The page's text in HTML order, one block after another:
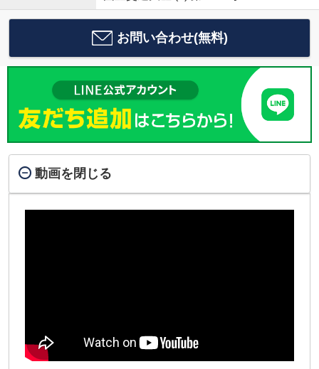
お問い合わせ(無料)
動画を閉じる